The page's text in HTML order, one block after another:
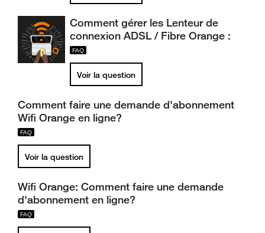
Comment gérer les Lenteur de
connexion ADSL / Fibre Orange :
Voir la question
Comment faire une demande d'abonnement
Wifi Orange en ligne?
Voir la question
Wifi Orange: Comment faire une demande
d'abonnement en ligne?